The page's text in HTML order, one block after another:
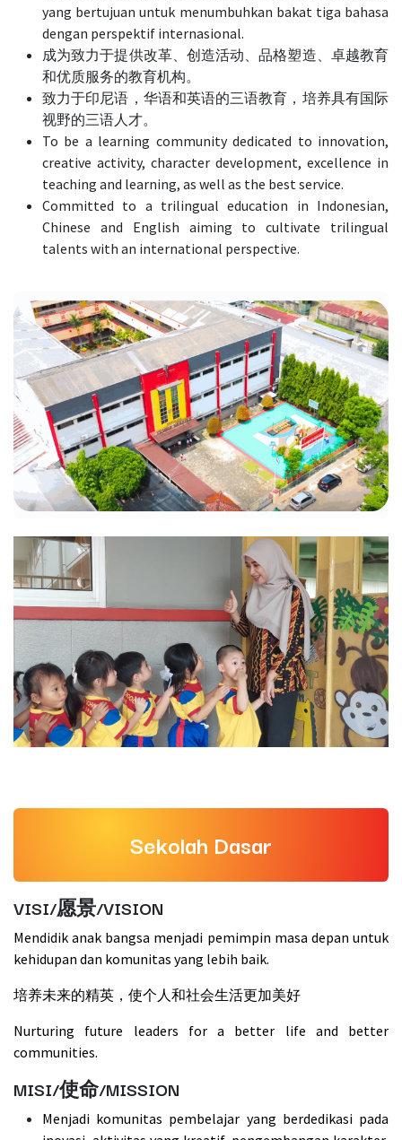
yang bertujuan untuk menumbuhkan bakat tiga bahasa
dengan perspektif internasional.
成为致力于提供改革、创造活动、品格塑造、卓越教育
和优质服务的教育机构。
致力于印尼语，华语和英语的三语教育，培养具有国际
视野的三语人才。
To be a learning community dedicated to innovation,
creative activity, character development, excellence in
teaching and learning, as well as the best service.
Committed to a trilingual education in Indonesian,
Chinese and English aiming to cultivate trilingual
talents with an international perspective.
Sekolah Dasar
VISI/愿景/VISION
Mendidik anak bangsa menjadi pemimpin masa depan untuk
kehidupan dan komunitas yang lebih baik.
培养未来的精英，使个人和社会生活更加美好
Nurturing future leaders for a better life and better
communities.
MISI/使命/MISSION
Menjadi komunitas pembelajar yang berdedikasi pada